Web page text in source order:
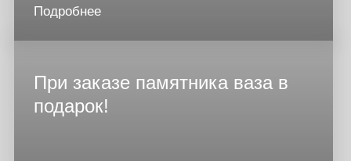
Подробнее
При заказе памятника ваза в
подарок!